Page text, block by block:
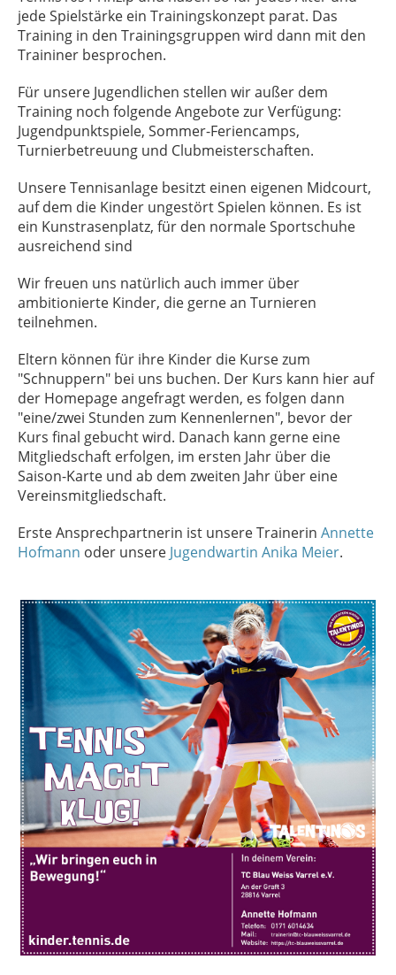
jede Spielstärke ein Trainingskonzept parat. Das
Training in den Trainingsgruppen wird dann mit den
Traininer besprochen.
Für unsere Jugendlichen stellen wir außer dem
Training noch folgende Angebote zur Verfügung:
Jugendpunktspiele, Sommer-Feriencamps,
Turnierbetreuung und Clubmeisterschaften.
Unsere Tennisanlage besitzt einen eigenen Midcourt,
auf dem die Kinder ungestört Spielen können. Es ist
ein Kunstrasenplatz, für den normale Sportschuhe
ausreichend sind
Wir freuen uns natürlich auch immer über
ambitionierte Kinder, die gerne an Turnieren
teilnehmen.
Eltern können für ihre Kinder die Kurse zum
"Schnuppern" bei uns buchen. Der Kurs kann hier auf
der Homepage angefragt werden, es folgen dann
"eine/zwei Stunden zum Kennenlernen", bevor der
Kurs final gebucht wird. Danach kann gerne eine
Mitgliedschaft erfolgen, im ersten Jahr über die
Saison-Karte und ab dem zweiten Jahr über eine
Vereinsmitgliedschaft.
Erste Ansprechpartnerin ist unsere Trainerin Annette
Hofmann oder unsere Jugendwartin Anika Meier.